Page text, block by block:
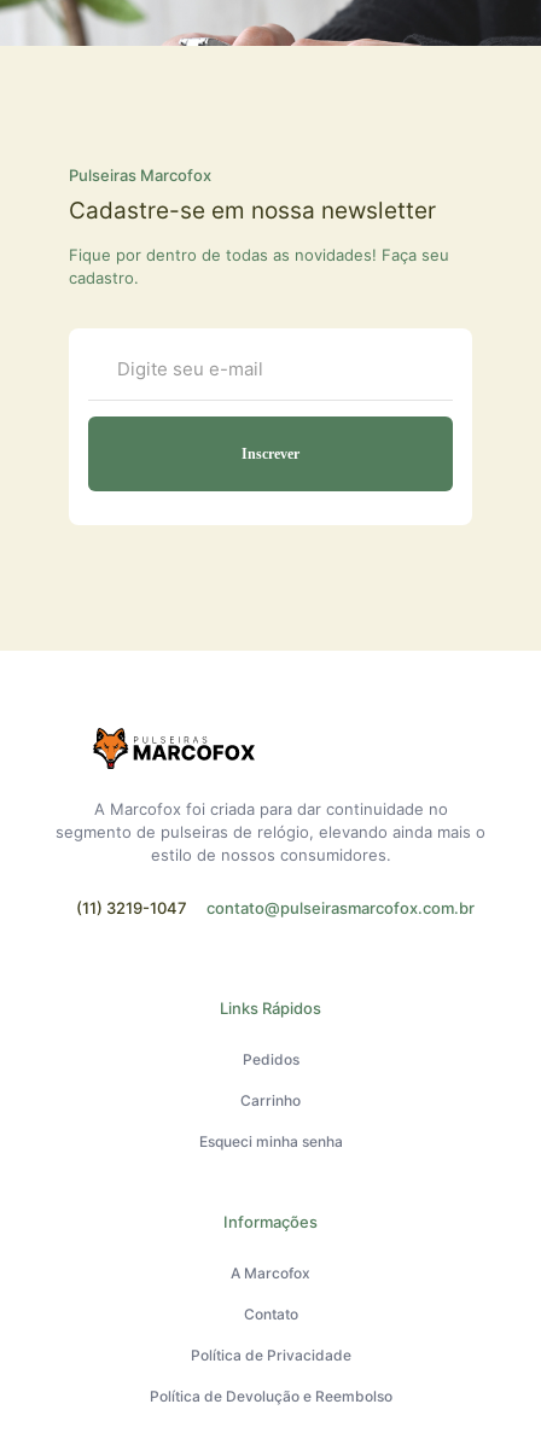
Pulseiras Marcofox
Cadastre-se em nossa newsletter
Fique por dentro de todas as novidades! Faça seu
cadastro.
A Marcofox foi criada para dar continuidade no
segmento de pulseiras de relógio, elevando ainda mais o
estilo de nossos consumidores.
(11) 3219-1047 contato@pulseirasmarcofox.com.br
Links Rápidos
Pedidos
Carrinho
Esqueci minha senha
Informações
A Marcofox
Contato
Política de Privacidade
Política de Devolução e Reembolso